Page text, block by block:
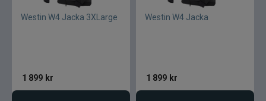
Westin W4 Jacka 3XLarge
1 899 kr
Westin W4 Jacka
1 899 kr